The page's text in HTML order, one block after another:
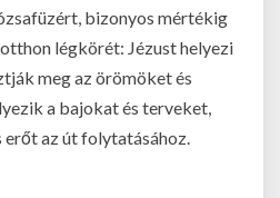
bizonyos mértékig
légkörét: Jézust helyezi
meg az örömöket és
a bajokat és terveket,
erőt az út folytatásához.